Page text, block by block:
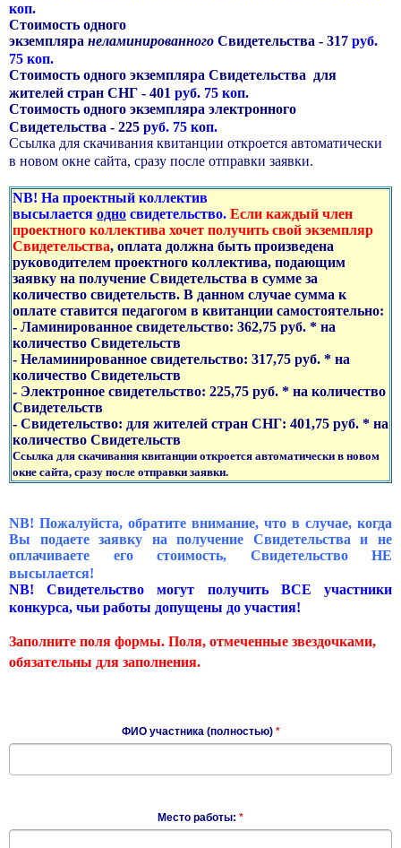
коп.
Стоимость одного
экземпляра неламинированного Свидетельства - 317 руб.
75 коп.
Стоимость одного экземпляра Свидетельства для
жителей стран СНГ - 401 руб. 75 коп.
Стоимость одного экземпляра электронного
Свидетельства - 225 руб. 75 коп.
Ссылка для скачивания квитанции откроется автоматически
в новом окне сайта, сразу после отправки заявки.
NB! На проектный коллектив
высылается одно свидетельство. Если каждый член
проектного коллектива хочет получить свой экземпляр
Свидетельства, оплата должна быть произведена
руководителем проектного коллектива, подающим
заявку на получение Свидетельства в сумме за
количество свидетельств. В данном случае сумма к
оплате ставится педагогом в квитанции самостоятельно:
- Ламинированное свидетельство: 362,75 руб. * на
количество Свидетельств
- Неламинированное свидетельство: 317,75 руб. * на
количество Свидетельств
- Электронное свидетельство: 225,75 руб. * на количество
Свидетельств
- Свидетельство: для жителей стран СНГ: 401,75 руб. * на
количество Свидетельств
Ссылка для скачивания квитанции откроется автоматически в новом
окне сайта, сразу после отправки заявки.
NB! Пожалуйста, обратите внимание, что в случае, когда
Вы подаете заявку на получение Свидетельства и не
оплачиваете его стоимость, Свидетельство НЕ
высылается!
NB! Свидетельство могут получить ВСЕ участники
конкурса, чьи работы допущены до участия!
Заполните поля формы. Поля, отмеченные звездочками,
обязательны для заполнения.
ФИО участника (полностью) *
Место работы: *